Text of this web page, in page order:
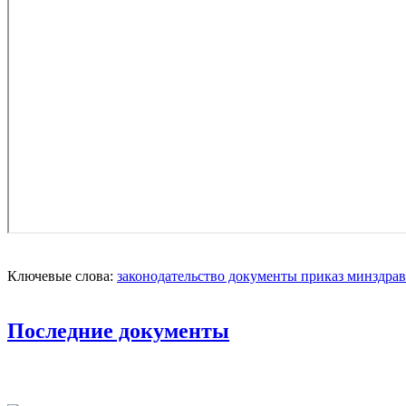
Ключевые слова: законодательство документы приказ минздрав
Последние документы